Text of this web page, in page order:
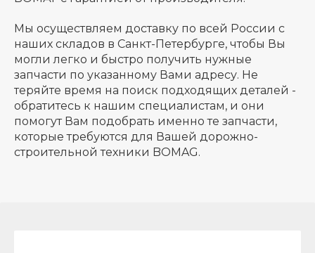
Мы осуществляем доставку по всей России с
наших складов в Санкт-Петербурге, чтобы Вы
могли легко и быстро получить нужные
запчасти по указанному Вами адресу. Не
теряйте время на поиск подходящих деталей -
обратитесь к нашим специалистам, и они
помогут Вам подобрать именно те запчасти,
которые требуются для Вашей дорожно-
строительной техники BOMAG.